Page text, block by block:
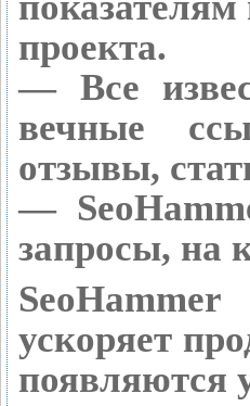
проекта.
— Все
вечные
отзывы,
—
запросы, на
ускоряет
появляются